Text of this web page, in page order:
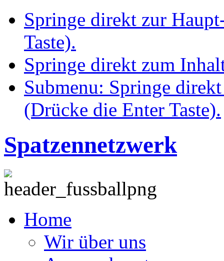
Springe direkt zur
Taste).
Springe direkt zum
Submenu: Springe
(Drücke die Enter Taste).
Spatzennetzwerk
Home
Wir über uns